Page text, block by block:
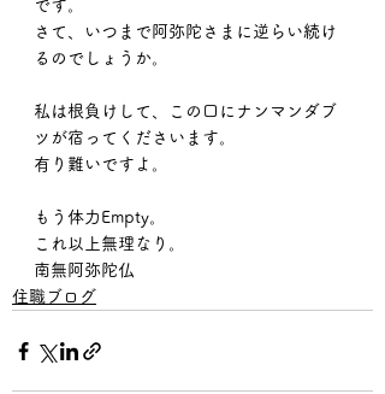
です。
さて、いつまで阿弥陀さまに逆らい続け
るのでしょうか。
私は根負けして、この口にナンマンダブ
ツが宿ってくださいます。
有り難いですよ。
もう体力Empty。
これ以上無理なり。
南無阿弥陀仏
住職ブログ